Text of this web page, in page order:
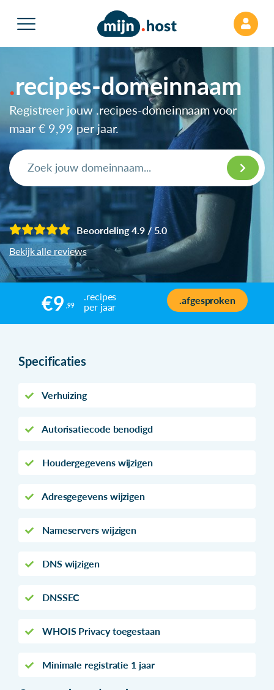
recipes-domeinnaam
Registreer jouw .recipes-domeinnaam voor
maar € 9,99 per jaar.
Beoordeling 4.9 / 5.0
Bekijk alle reviews
€9 ,99
.recipes
per jaar
.afgesproken
Specificaties
Verhuizing
Autorisatiecode benodigd
Houdergegevens wijzigen
Adresgegevens wijzigen
Nameservers wijzigen
DNS wijzigen
DNSSEC
WHOIS Privacy toegestaan
Minimale registratie 1 jaar